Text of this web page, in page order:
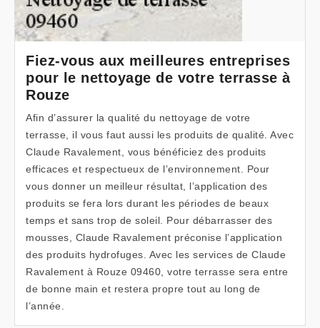
Fiez-vous aux meilleures entreprises
pour le nettoyage de votre terrasse à
Rouze
Afin d’assurer la qualité du nettoyage de votre
terrasse, il vous faut aussi les produits de qualité. Avec
Claude Ravalement, vous bénéficiez des produits
efficaces et respectueux de l’environnement. Pour
vous donner un meilleur résultat, l’application des
produits se fera lors durant les périodes de beaux
temps et sans trop de soleil. Pour débarrasser des
mousses, Claude Ravalement préconise l’application
des produits hydrofuges. Avec les services de Claude
Ravalement à Rouze 09460, votre terrasse sera entre
de bonne main et restera propre tout au long de
l’année.